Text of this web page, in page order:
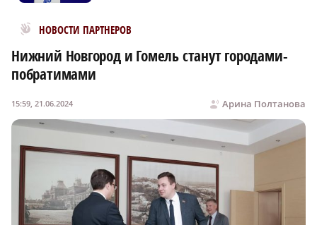
НОВОСТИ ПАРТНЕРОВ
Новости МирТесен
Нижний Новгород и Гомель станут городами-
побратимами
Арина Полтанова
15:59, 21.06.2024